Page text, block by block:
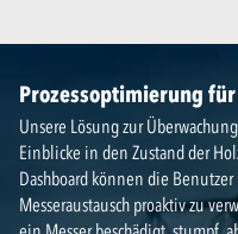
Prozessoptimierung
Unsere Lösung zur
Einblicke in den Zustand der
Dashboard können die
Messeraustausch proaktiv zu